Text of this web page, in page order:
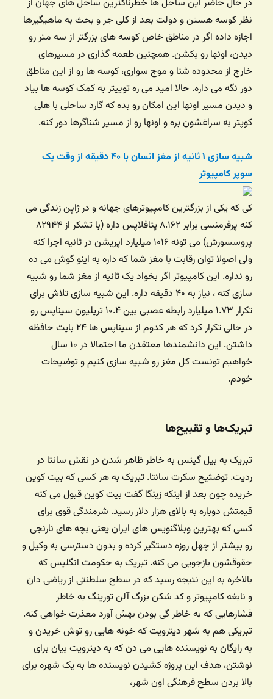
در حال حاضر این ساحل ها خطرناکترین ساحل های جهان از
نظر کوسه هستن و دولت بعد از کلی جر و بحث به ماهیگیرها
اجازه داده اگر در مناطق خاص کوسه های بزرگتر از سه متر رو
دیدن، اونها رو بکشن. همچنین طعمه گذاری در مسیرهای
خارج از محدوده شنا و موج سواری، کوسه ها رو از این مناطق
دور نگه می داره. حالا امید می ره توییتر به کمک کوسه ها بیاد
و دیدن مسیر اونها این امکان رو بده که گارد ساحلی با هلی
کوپتر به سراغشون بره و اونها رو از مسیر شناگرها دور کنه.
شبیه سازی ۱ ثانیه از مغز انسان با ۴۰ دقیقه از وقت یک
سوپر کامپیوتر
کی که یکی از بزرگترین کامپیوترهای جهانه و در ژاپن زندگی می
کنه پرفرمنسی برابر ۸.۱۶۲ پتافلاپس داره (با تشکر از ۸۲۹۴۴
پروسسورش) می تونه ۱۰۱۶ میلیارد اپریشن در ثانیه اجرا کنه
ولی اصولا توان رقابت با مغز شما که داره به اینو گوش می ده
رو نداره. این کامپیوتر اگر بخواد یک ثانیه از مغز شما رو شبیه
سازی کنه ، نیاز به ۴۰ دقیقه داره. این شبیه سازی تلاش برای
تکرار ۱.۷۳ میلیارد رابطه عصبی بین ۱۰.۴ تریلیون سیناپس رو
در حالی تکرار کرد که هر کدوم از سیناپس ها ۲۴ بایت حافظه
داشتن. این دانشمندها معتقدن ما احتمالا در ۱۰ سال
خواهیم تونست کل مغز رو شبیه سازی کنیم و توضیحات
خودم.
تبریک‌ها و تقبیح‌ها
تبریک به بیل گیتس به خاطر ظاهر شدن در نقش سانتا در
ردیت. توضثیح سکرت سانتا. تبریک به هر کسی که بیت کوین
خریده چون بعد از اینکه زینگا گفت بیت کوین قبول می کنه
قیمتش دوباره به بالای هزار دلار رسید. شرمندگی قوی برای
کسی که بهترین وبلاگنویس های ایران یعنی بچه های نارنجی
رو بیشتر از چهل روزه دستگیر کرده و بدون دسترسی به وکیل و
حقوقشون بازجویی می کنه. تبریک به حکومت انگلیس که
بالاخره به این نتیجه رسید که در سطح سلطنتی از ریاضی دان
و نابغه کامپیوتر و کد شکن بزرگ آلن تورینگ به خاطر
فشارهایی که به خاطر گی بودن بهش آورد معذرت خواهی کنه.
تبریکی هم به شهر دیترویت که خونه هایی رو توش خریدن و
به رایگان به نویسنده هایی می دن که به دیترویت بیان برای
نوشتن، هدف این پروژه کشیدن نویسنده ها به یک شهره برای
بالا بردن سطح فرهنگی اون شهر،